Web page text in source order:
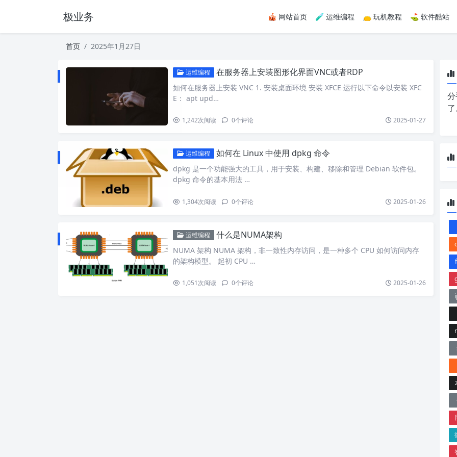
极业务 🎪 网站首页 🧪 运维编程 👝 玩机教程 ⛳ 软件酷站
首页 2025年1月27日
运维编程 在服务器上安装图形化界面VNC或者RDP
如何在服务器上安装 VNC 1. 安装桌面环境 安装 XFCE 运行以下命令以安装 XFC
E： apt upd…
1,242次阅读 0个评论 2025-01-27
运维编程 如何在 Linux 中使用 dpkg 命令
dpkg 是一个功能强大的工具，用于安装、构建、移除和管理 Debian 软件包。
dpkg 命令的基本用法 …
1,304次阅读 0个评论 2025-01-26
运维编程 什么是NUMA架构
NUMA 架构 NUMA 架构，非一致性内存访问，是一种多个 CPU 如何访问内存
的架构模型。 起初 CPU …
1,051次阅读 0个评论 2025-01-26